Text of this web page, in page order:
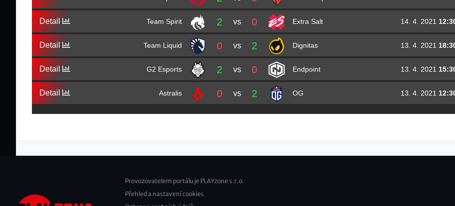
Detail Team Spirit 2 vs 0 Extra Salt 14. 4. 2021
Detail Team Liquid 0 vs 2 Dignitas 13. 4. 2021
Detail G2 Esports 2 vs 0 Endpoint 13. 4. 2021
Detail Astralis 0 vs 2 OG 13. 4. 2021
Footer
Provozovatelem portálu je PLAYzone s.r.o.
Přehled a nastavení cookies